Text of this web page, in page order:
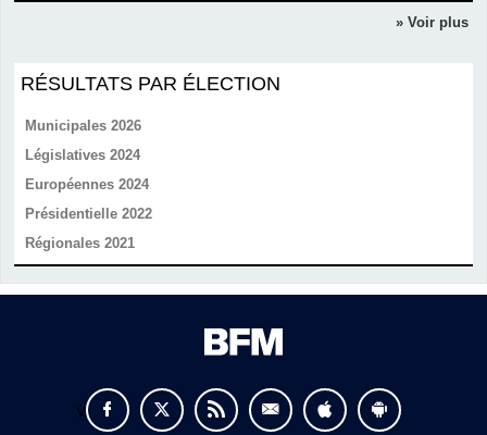
» Voir plus
RÉSULTATS PAR ÉLECTION
Municipales 2026
Législatives 2024
Européennes 2024
Présidentielle 2022
Régionales 2021
v